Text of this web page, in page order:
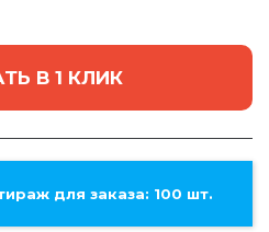
В 1 КЛИК
для заказа: 100 шт.